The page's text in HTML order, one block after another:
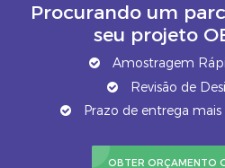
Procurando um
seu projeto
Amostragem
Revisão de
Prazo de entrega
OBTER ORÇAMENTO